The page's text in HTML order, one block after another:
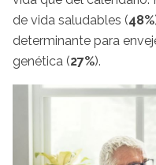
de vida saludables (48%
determinante para
genética (27%).